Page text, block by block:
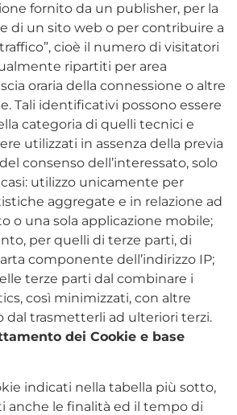
fornito da un publisher, per la
di un sito web o per contribuire a
cioè il numero di visitatori
ripartiti per area
oraria della connessione o altre
Tali identificativi possono essere
categoria di quelli tecnici e
utilizzati in assenza della previa
consenso dell’interessato, solo
utilizzo unicamente per
aggregate e in relazione ad
o una sola applicazione mobile;
per quelli di terze parti, di
componente dell’indirizzo IP;
terze parti dal combinare i
così minimizzati, con altre
dal trasmetterli ad ulteriori terzi.
dei Cookie e base
indicati nella tabella più sotto,
anche le finalità ed il tempo di